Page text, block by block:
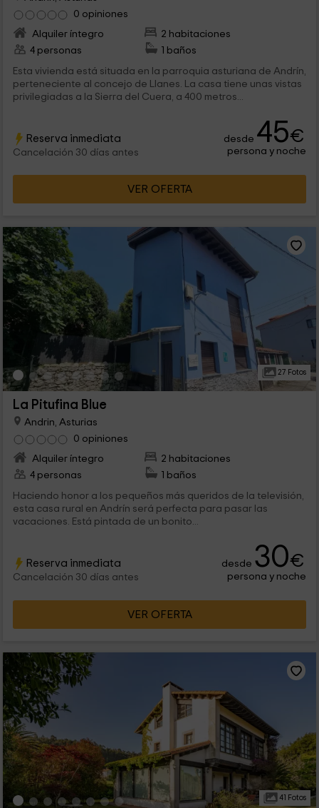
0 opiniones
Alquiler íntegro
2 habitaciones
4 personas
1 baños
Esta vivienda está situada en la parroquia asturiana de Andrín,
perteneciente al concejo de Llanes. La casa tiene unas vistas
privilegiadas a la Sierra del Cuera, a 400 metros...
Reserva inmediata
Cancelación 30 días antes
desde 45€
persona y noche
VER OFERTA
27 Fotos
La Pitufina Blue
Andrin, Asturias
0 opiniones
Alquiler íntegro
2 habitaciones
4 personas
1 baños
Haciendo honor a los pequeños más queridos de la televisión,
esta casa rural en Andrín será perfecta para pasar las
vacaciones. Está pintada de un bonito...
Reserva inmediata
Cancelación 30 días antes
desde 30€
persona y noche
VER OFERTA
41 Fotos